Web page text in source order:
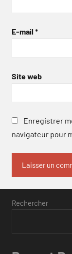
E-mail *
Site web
Enregistrer
navigateur pour
Rechercher